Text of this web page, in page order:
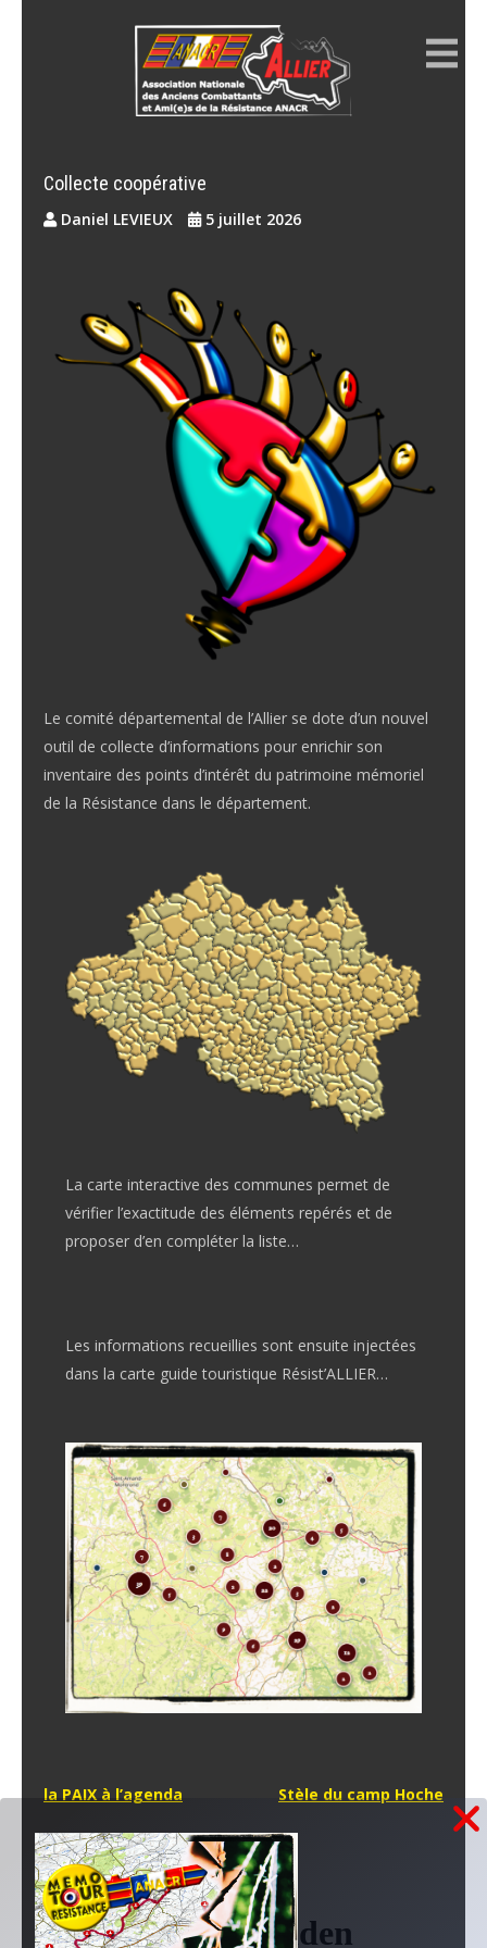
Collecte coopérative
Daniel LEVIEUX 5 juillet 2026
Le comité départemental de l’Allier se dote d’un nouvel
outil de collecte d’informations pour enrichir son
inventaire des points d’intérêt du patrimoine mémoriel
de la Résistance dans le département.
La carte interactive des communes permet de
vérifier l’exactitude des éléments repérés et de
proposer d’en compléter la liste…
Les informations recueillies sont ensuite injectées
dans la carte guide touristique Résist’ALLIER…
Navigation
de
l’article
la PAIX à l’agenda Stèle du camp Hoche
Au fil de l'actu...